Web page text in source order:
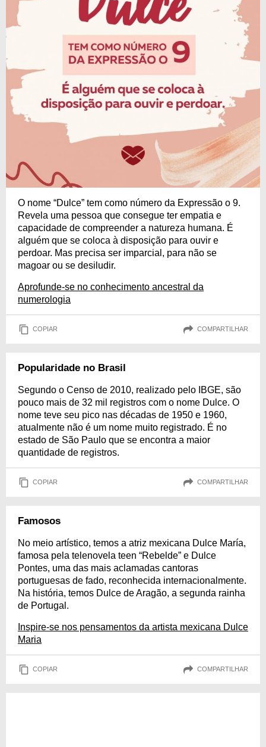
O nome “Dulce” tem como número da Expressão o 9.
Revela uma pessoa que consegue ter empatia e
capacidade de compreender a natureza humana. É
alguém que se coloca à disposição para ouvir e
perdoar. Mas precisa ser imparcial, para não se
magoar ou se desiludir.
Aprofunde-se no conhecimento ancestral da
numerologia
COPIAR COMPARTILHAR
Popularidade no Brasil
Segundo o Censo de 2010, realizado pelo IBGE, são
pouco mais de 32 mil registros com o nome Dulce. O
nome teve seu pico nas décadas de 1950 e 1960,
atualmente não é um nome muito registrado. É no
estado de São Paulo que se encontra a maior
quantidade de registros.
COPIAR COMPARTILHAR
Famosos
No meio artístico, temos a atriz mexicana Dulce María,
famosa pela telenovela teen “Rebelde” e Dulce
Pontes, uma das mais aclamadas cantoras
portuguesas de fado, reconhecida internacionalmente.
Na história, temos Dulce de Aragão, a segunda rainha
de Portugal.
Inspire-se nos pensamentos da artista mexicana Dulce
Maria
COPIAR COMPARTILHAR